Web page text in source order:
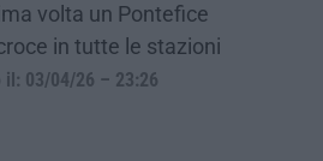
volta un Pontefice
in tutte le stazioni
il: 03/04/26 – 23:26